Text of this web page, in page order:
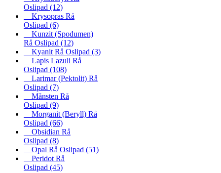
Oslipad (12)
Krysopras Rå
Oslipad (6)
Kunzit (Spodumen)
Rå Oslipad (12)
Kyanit Rå Oslipad (3)
Lapis Lazuli Rå
Oslipad (108)
Larimar (Pektolit) Rå
Oslipad (7)
Månsten Rå
Oslipad (9)
Morganit (Beryll) Rå
Oslipad (66)
Obsidian Rå
Oslipad (8)
Opal Rå Oslipad (51)
Peridot Rå
Oslipad (45)